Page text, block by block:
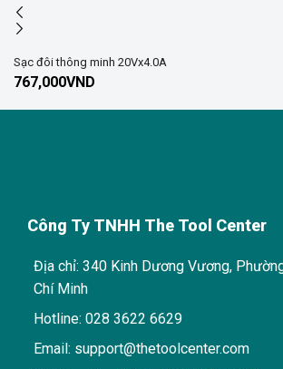
Sạc đôi thông minh 20Vx4.0A
767,000VND
Công Ty TNHH The Tool Center
Địa chỉ: 340 Kinh Dương Vương,
Chí Minh
Hotline: 028 3622 6629
Email: support@thetoolcenter.com